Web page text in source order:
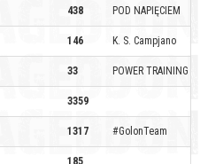
438 POD NAPIĘCIEM
146 K. S. Campjano
33 POWER TRAINING
3359
1317 #GolonTeam
185